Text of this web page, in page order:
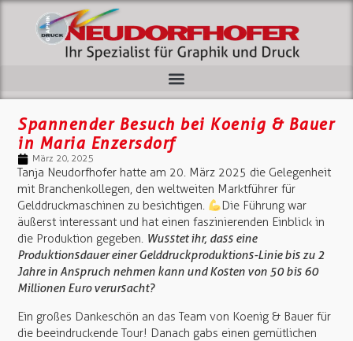
Spannender Besuch bei Koenig & Bauer
in Maria Enzersdorf
März 20, 2025
Tanja Neudorfhofer hatte am 20. März 2025 die Gelegenheit
mit Branchenkollegen, den weltweiten Marktführer für
Gelddruckmaschinen zu besichtigen.
Die Führung war
äußerst interessant und hat einen faszinierenden Einblick in
die Produktion gegeben. Wusstet ihr, dass eine
Produktionsdauer einer Gelddruckproduktions-Linie bis zu 2
Jahre in Anspruch nehmen kann und Kosten von 50 bis 60
Millionen Euro verursacht?
Ein großes Dankeschön an das Team von Koenig & Bauer für
die beeindruckende Tour! Danach gabs einen gemütlichen